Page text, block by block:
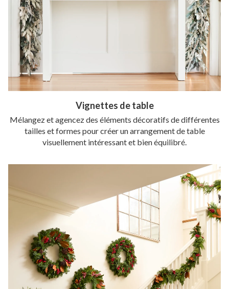
Vignettes de table
Mélangez et agencez des éléments décoratifs de différentes
tailles et formes pour créer un arrangement de table
visuellement intéressant et bien équilibré.